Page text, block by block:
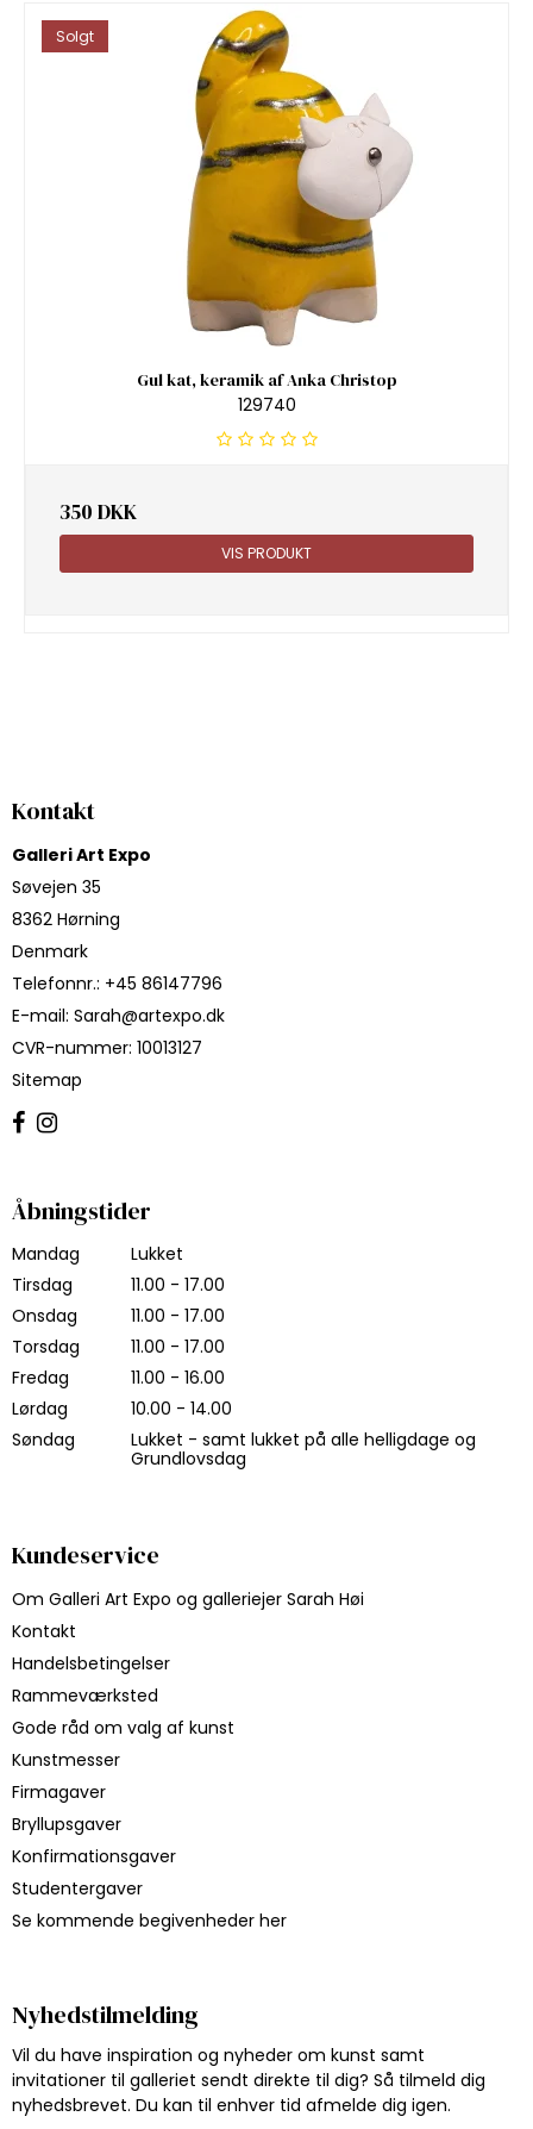
Solgt
Gul kat, keramik af Anka Christop
129740
350 DKK
VIS PRODUKT
Kontakt
Galleri Art Expo
Søvejen 35
8362 Hørning
Denmark
Telefonnr.: +45 86147796
E-mail: Sarah@artexpo.dk
CVR-nummer: 10013127
Sitemap
Åbningstider
Mandag
Lukket
Tirsdag
11.00 - 17.00
Onsdag
11.00 - 17.00
Torsdag
11.00 - 17.00
Fredag
11.00 - 16.00
Lørdag
10.00 - 14.00
Søndag
Lukket - samt lukket på alle helligdage og
Grundlovsdag
Kundeservice
Om Galleri Art Expo og galleriejer Sarah Høi
Kontakt
Handelsbetingelser
Rammeværksted
Gode råd om valg af kunst
Kunstmesser
Firmagaver
Bryllupsgaver
Konfirmationsgaver
Studentergaver
Se kommende begivenheder her
Nyhedstilmelding
Vil du have inspiration og nyheder om kunst samt
invitationer til galleriet sendt direkte til dig? Så tilmeld dig
nyhedsbrevet. Du kan til enhver tid afmelde dig igen.